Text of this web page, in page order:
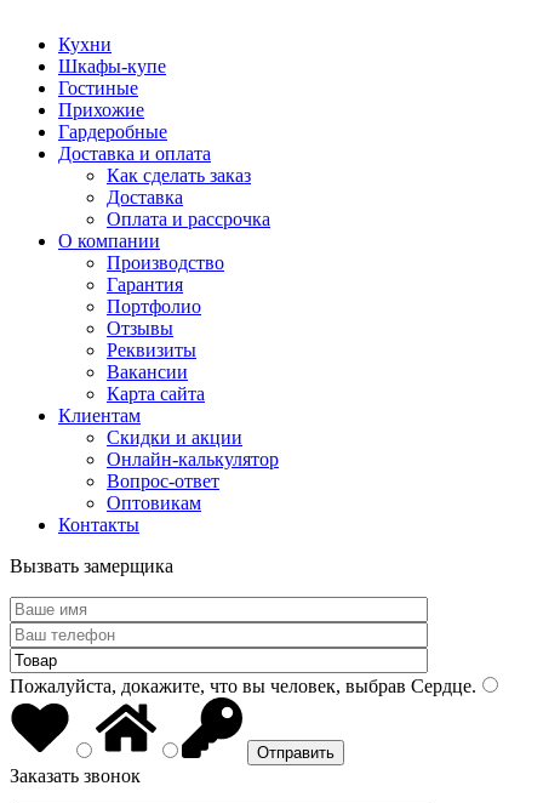
Кухни
Шкафы-купе
Гостиные
Прихожие
Гардеробные
Доставка и оплата
Как сделать заказ
Доставка
Оплата и рассрочка
О компании
Производство
Гарантия
Портфолио
Отзывы
Реквизиты
Вакансии
Карта сайта
Клиентам
Скидки и акции
Онлайн-калькулятор
Вопрос-ответ
Оптовикам
Контакты
Вызвать замерщика
Пожалуйста, докажите, что вы человек, выбрав Сердце.
Заказать звонок